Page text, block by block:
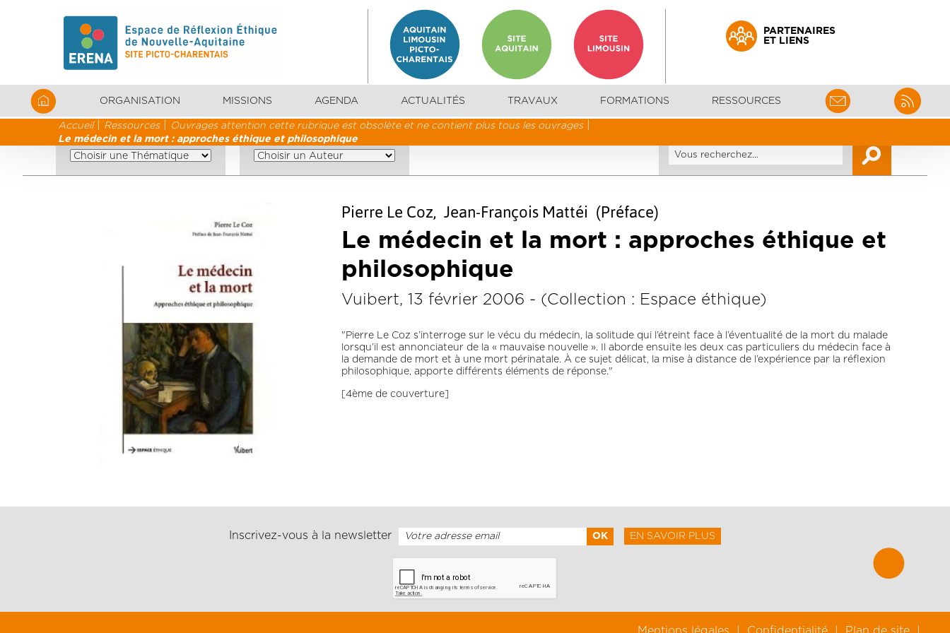
PARTENAIRES
ET LIENS
ORGANISATION MISSIONS AGENDA ACTUALITÉS TRAVAUX FORMATIONS RESSOURCES
Accueil Ressources
Ouvrages attention cette rubrique est obsolète et ne contient plus tous les ouvrages
Le médecin et la mort : approches éthique et philosophique
Pierre Le Coz, Jean-François Mattéi (Préface)
Le médecin et la mort : approches éthique et
philosophique
Vuibert, 13 février 2006 - (Collection : Espace éthique)
"Pierre Le Coz s’interroge sur le vécu du médecin, la solitude qui l’étreint face à l’éventualité de la mort du malade
lorsqu’il est annonciateur de la « mauvaise nouvelle ». Il aborde ensuite les deux cas particuliers du médecin face à
la demande de mort et à une mort périnatale. À ce sujet délicat, la mise à distance de l’expérience par la réflexion
philosophique, apporte différents éléments de réponse."
[4ème de couverture]
Inscrivez-vous à la newsletter EN SAVOIR PLUS